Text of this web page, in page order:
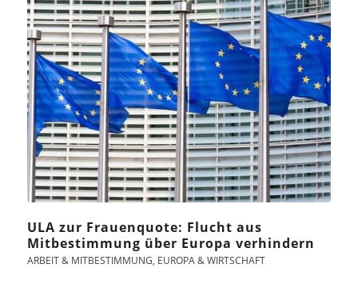
ULA zur Frauenquote: Flucht aus
Mitbestimmung über Europa verhindern
ARBEIT & MITBESTIMMUNG, EUROPA & WIRTSCHAFT